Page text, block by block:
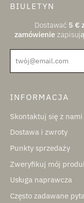
BIULETYN
Dostawać 5 €
zamówienie
twój@email.com
INFORMACJA
Skontaktuj się z nami
Dostawa i zwroty
Punkty sprzedaży
Zweryfikuj mój
Usługa naprawcza
Często zadawane